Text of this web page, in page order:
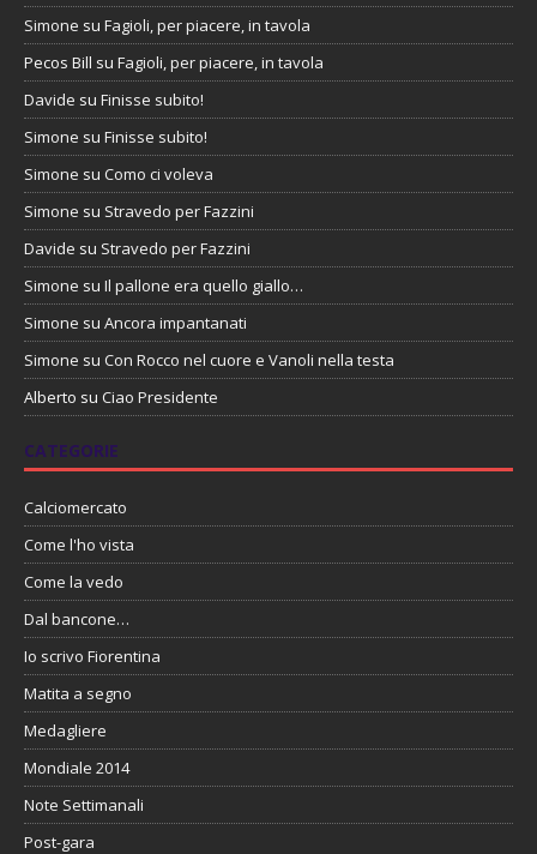
Simone su Fagioli, per piacere, in tavola
Pecos Bill su Fagioli, per piacere, in tavola
Davide su Finisse subito!
Simone su Finisse subito!
Simone su Como ci voleva
Simone su Stravedo per Fazzini
Davide su Stravedo per Fazzini
Simone su Il pallone era quello giallo…
Simone su Ancora impantanati
Simone su Con Rocco nel cuore e Vanoli nella testa
Alberto su Ciao Presidente
CATEGORIE
Calciomercato
Come l'ho vista
Come la vedo
Dal bancone…
Io scrivo Fiorentina
Matita a segno
Medagliere
Mondiale 2014
Note Settimanali
Post-gara